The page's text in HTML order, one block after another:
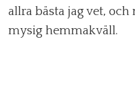
allra bästa jag vet,
mysig hemmakväll.